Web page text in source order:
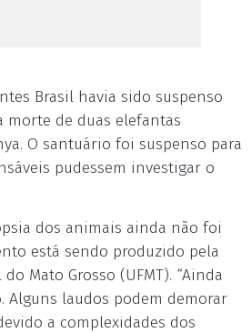
Brasil havia sido suspenso
morte de duas elefantas
O santuário foi suspenso para
pudessem investigar o
dos animais ainda não foi
está sendo produzido pela
Mato Grosso (UFMT). “Ainda
Alguns laudos podem demorar
a complexidades dos